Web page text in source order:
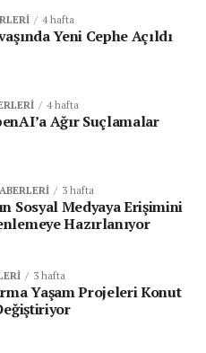
4 hafta
Yeni Cephe Açıldı
4 hafta
Ağır Suçlamalar
3 hafta
Sosyal Medyaya Erişimini
Hazırlanıyor
3 hafta
Yaşam Projeleri Konut